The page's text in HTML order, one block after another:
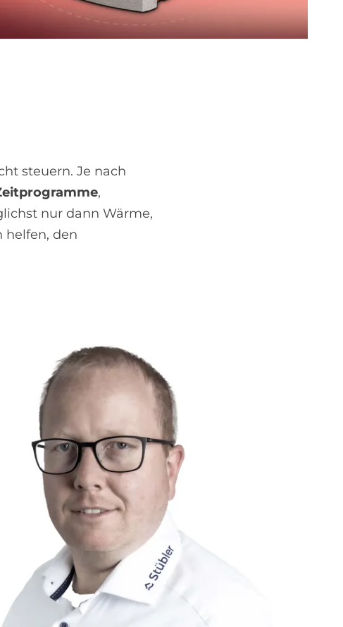
steuern. Je nach
,
nur dann Wärme,
helfen, den